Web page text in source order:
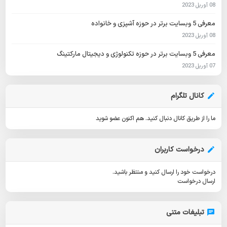
08 آوریل 2023
معرفی 5 وبسایت برتر در حوزه آشپزی و خانواده
08 آوریل 2023
معرفی 5 وبسایت برتر در حوزه تکنولوژی و دیجیتال مارکتینگ
07 آوریل 2023
کانال تلگرام
ما را از طریق کانال دنبال کنید. هم اکنون عضو شوید
درخواست کاربران
درخواست خود را ارسال کنید و منتظر باشید.
ارسال درخواست
تبلیغات متنی